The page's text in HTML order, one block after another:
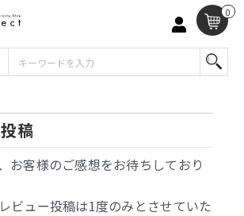
0
稿
お客様のご感想をお待ちしており
ビュー投稿は1度のみとさせていた